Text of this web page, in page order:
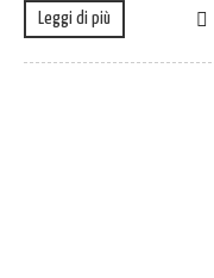
Leggi di più